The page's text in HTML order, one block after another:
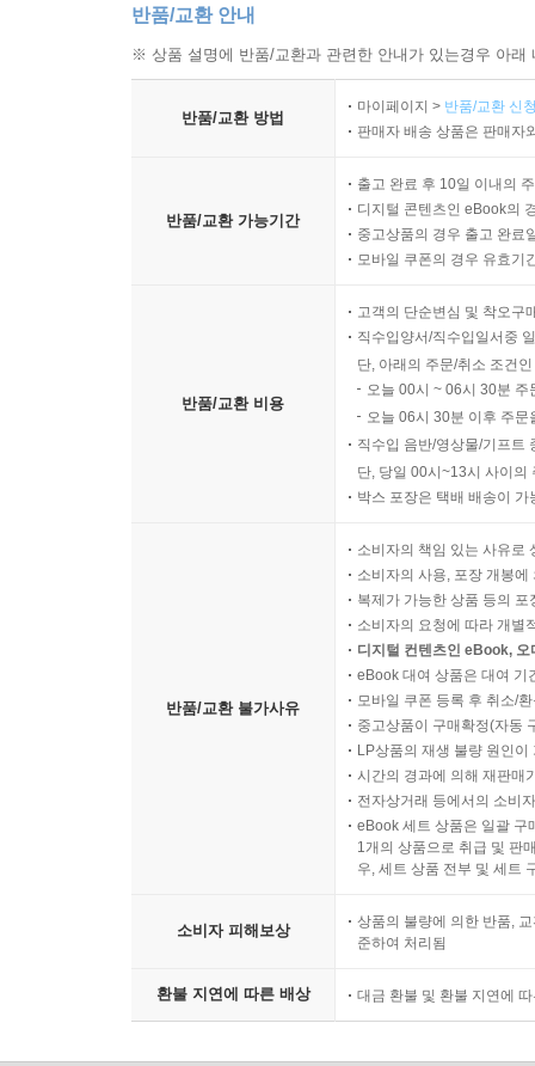
반품/교환 안내
※ 상품 설명에 반품/교환과 관련한 안내가 있는경우 아
반품/교환 방법
마이페이지 > 반품/교환 신
판매자 배송 상품은 판매자
반품/교환 가능기간
출고 완료 후 10일 이내의
디지털 콘텐츠인 eBook의
중고상품의 경우 출고 완료
모바일 쿠폰의 경우 유효기
반품/교환 비용
고객의 단순변심 및 착오구
직수입양서/직수입일서중
단, 아래의 주문/취소 조건
오늘 00시 ~ 06시 30분
오늘 06시 30분 이후 주
직수입 음반/영상물/기프트
단, 당일 00시~13시 사이의
박스 포장은 택배 배송이
반품/교환 불가사유
소비자의 책임 있는 사유로
소비자의 사용, 포장 개봉
복제가 가능한 상품 등의
소비자의 요청에 따라 개별
디지털 컨텐츠인 eBook,
eBook 대여 상품은 대여 기
모바일 쿠폰 등록 후 취소/
중고상품이 구매확정(자동
LP상품의 재생 불량 원인
시간의 경과에 의해 재판매
전자상거래 등에서의 소비
eBook 세트 상품은 일괄 구
1개의 상품으로 취급 및 판
우, 세트 상품 전부 및 세트
소비자 피해보상
상품의 불량에 의한 반품,
준하여 처리됨
환불 지연에 따른 배상 대금 환불 및 환불 지연에